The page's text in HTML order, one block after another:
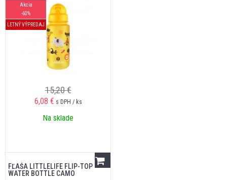
Akcia
-60%
LETNÝ VÝPREDAJ
15,20 €
6,08 € s DPH / ks
Na sklade
FĽAŠA LITTLELIFE FLIP-TOP
WATER BOTTLE CAMO